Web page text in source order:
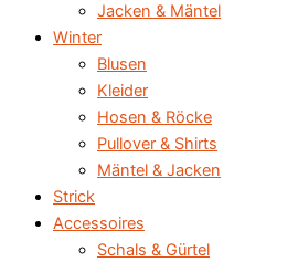
Jacken & Mäntel
Winter
Blusen
Kleider
Hosen & Röcke
Pullover & Shirts
Mäntel & Jacken
Strick
Accessoires
Schals & Gürtel